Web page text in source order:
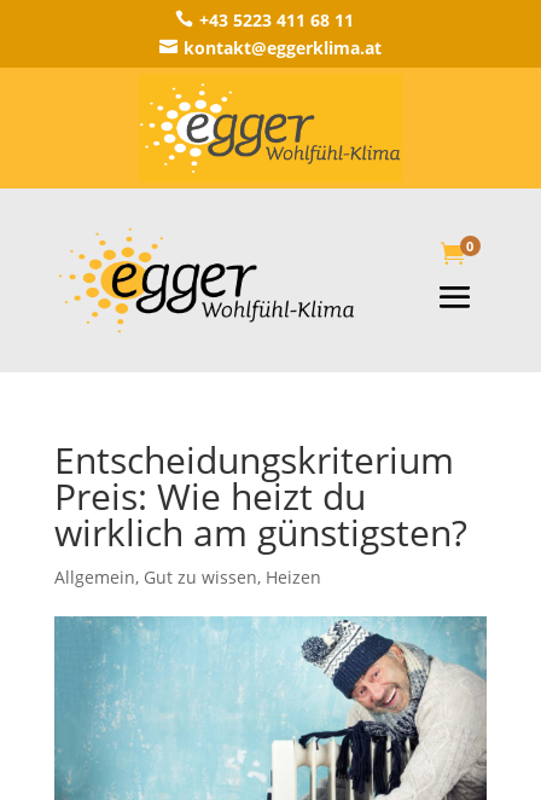
 +43 5223 411 68 11
 kontakt@eggerklima.at
0
Entscheidungskriterium
Preis: Wie heizt du
wirklich am günstigsten?
Allgemein, Gut zu wissen, Heizen